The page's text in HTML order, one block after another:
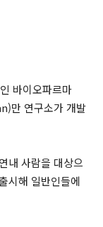
바이오파르마
만 연구소가 개발
내 사람을 대상으
시해 일반인들에